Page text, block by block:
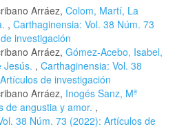
Arráez, Colom, Martí, La
, Carthaginensia: Vol. 38 Núm. 73
investigación
Arráez, Gómez-Acebo, Isabel,
Jesús. , Carthaginensia: Vol. 38
de investigación
Arráez, Inogés Sanz, Mª
de angustia y amor. ,
38 Núm. 73 (2022): Artículos de